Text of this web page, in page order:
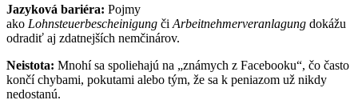
Jazyková bariéra: Pojmy
ako Lohnsteuerbescheinigung čiArbeitnehmerveranlagung dokážu
odradiť aj zdatnejších nemčinárov.
Neistota: Mnohí sa spoliehajú na „známych z Facebooku“, čo často
končí chybami, pokutami alebo tým, že sa k peniazom už nikdy
nedostanú.